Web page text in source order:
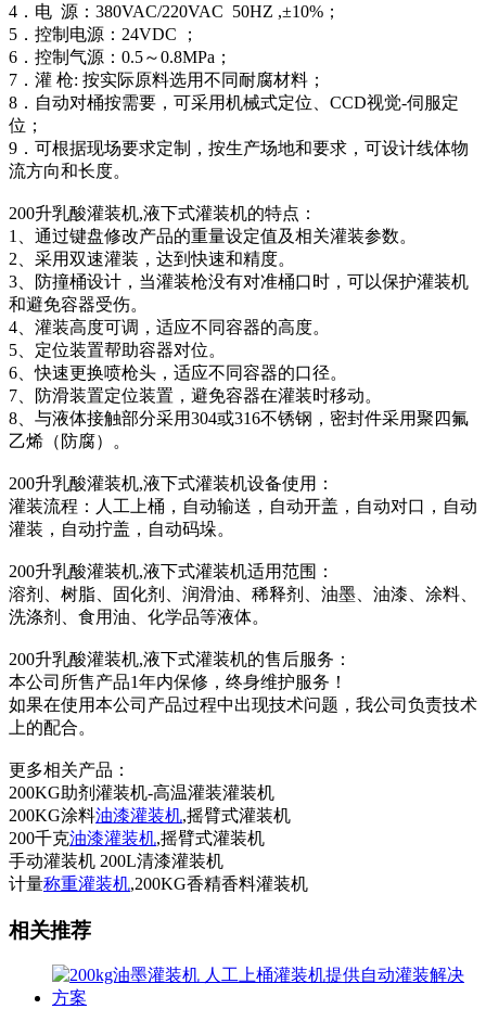
4．电 源：380VAC/220VAC 50HZ ,±10%；
5．控制电源：24VDC ；
6．控制气源：0.5～0.8MPa；
7．灌 枪: 按实际原料选用不同耐腐材料；
8．自动对桶按需要，可采用机械式定位、CCD视觉-伺服定
位；
9．可根据现场要求定制，按生产场地和要求，可设计线体物
流方向和长度。
200升乳酸灌装机,液下式灌装机的特点：
1、通过键盘修改产品的重量设定值及相关灌装参数。
2、采用双速灌装，达到快速和精度。
3、防撞桶设计，当灌装枪没有对准桶口时，可以保护灌装机
和避免容器受伤。
4、灌装高度可调，适应不同容器的高度。
5、定位装置帮助容器对位。
6、快速更换喷枪头，适应不同容器的口径。
7、防滑装置定位装置，避免容器在灌装时移动。
8、与液体接触部分采用304或316不锈钢，密封件采用聚四氟
乙烯（防腐）。
200升乳酸灌装机,液下式灌装机设备使用：
灌装流程：人工上桶，自动输送，自动开盖，自动对口，自动
灌装，自动拧盖，自动码垛。
200升乳酸灌装机,液下式灌装机适用范围：
溶剂、树脂、固化剂、润滑油、稀释剂、油墨、油漆、涂料、
洗涤剂、食用油、化学品等液体。
200升乳酸灌装机,液下式灌装机的售后服务：
本公司所售产品1年内保修，终身维护服务！
如果在使用本公司产品过程中出现技术问题，我公司负责技术
上的配合。
更多相关产品：
200KG助剂灌装机-高温灌装灌装机
200KG涂料油漆灌装机,摇臂式灌装机
200千克油漆灌装机,摇臂式灌装机
手动灌装机 200L清漆灌装机
计量称重灌装机,200KG香精香料灌装机
相关推荐